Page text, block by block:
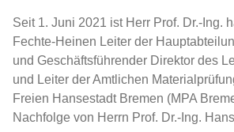
Seit 1. Juni 2021 ist Herr Prof. Dr.-Ing.
Fechte-Heinen Leiter der
und Geschäftsführender Direktor des
und Leiter der Amtlichen
Freien Hansestadt Bremen (MPA
Nachfolge von Herrn Prof. Dr.-Ing.